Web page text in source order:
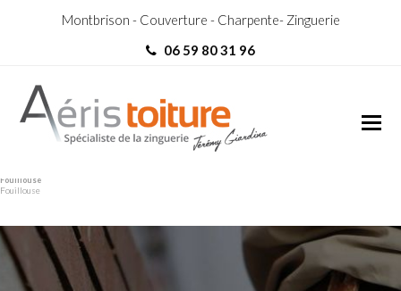
Montbrison - Couverture - Charpente- Zinguerie
06 59 80 31 96
Fouillouse
Fouillouse